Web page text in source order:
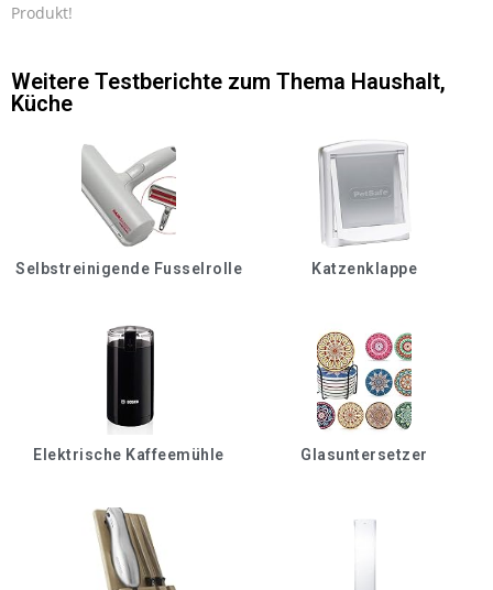
Produkt!
Weitere Testberichte zum Thema Haushalt,
Küche
Selbstreinigende Fusselrolle Katzenklappe
Elektrische Kaffeemühle Glasuntersetzer